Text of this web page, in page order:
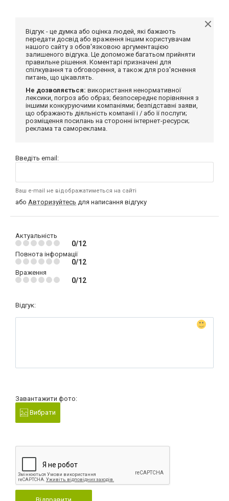
Відгук - це думка або оцінка людей, які бажають
передати досвід або враження іншим користувачам
нашого сайту з обов'язковою аргументацією
залишеного відгука. Це допоможе багатьом прийняти
правильне рішення. Коментарі призначені для
спілкування та обговорення, а також для роз'яснення
питань, що цікавлять.
Не дозволяється: використання ненормативної
лексики, погроз або образ; безпосереднє порівняння з
іншими конкуруючими компаніями; безпідставні заяви,
що ображають діяльність компанії і / або її послуги;
розміщення посилань на сторонні інтернет-ресурси;
реклама та самореклама.
Введіть email:
Ваш e-mail не відображатиметься на сайті
або Авторизуйтесь для написання відгуку
Актуальність
0/12
Повнота інформації
0/12
Враження
0/12
Відгук:
Завантажити фото:
Вибрати